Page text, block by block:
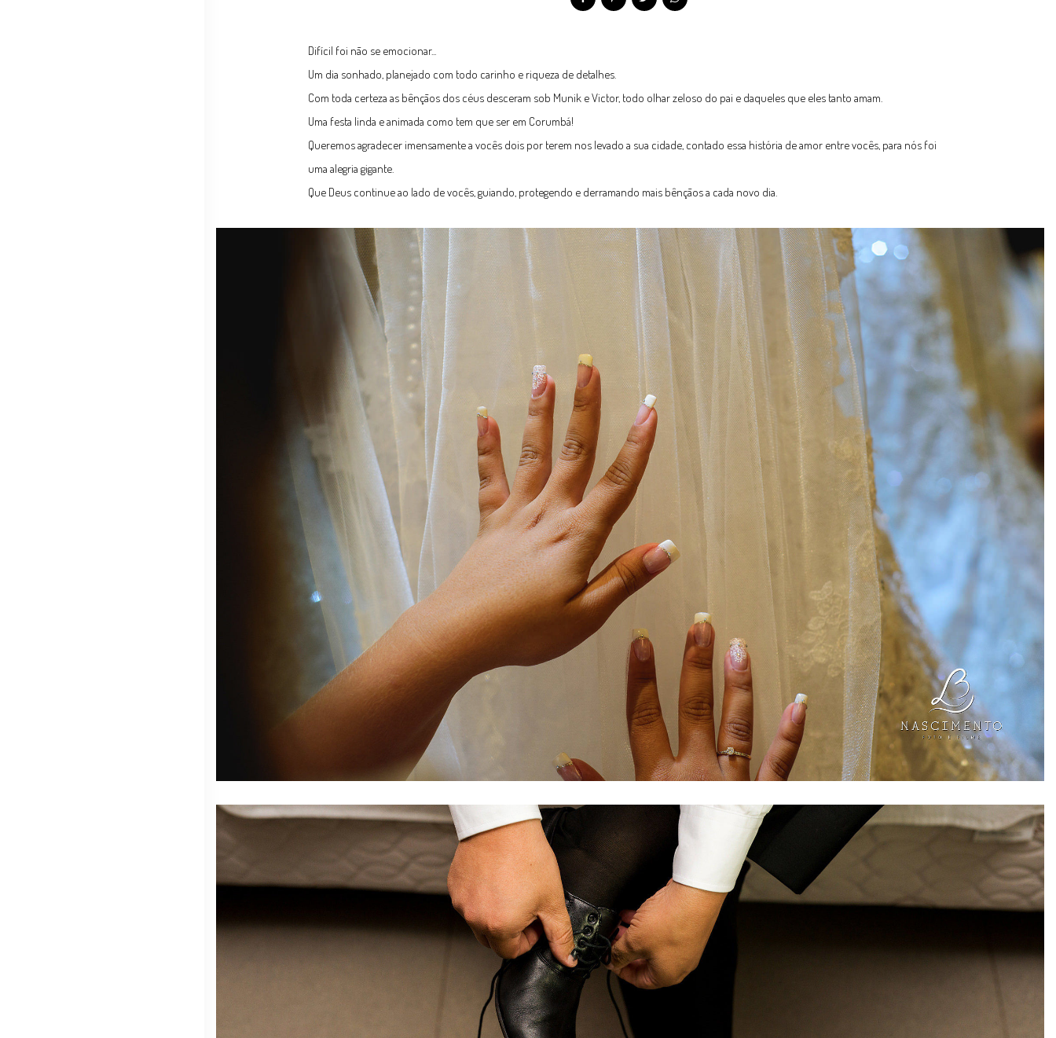
Difícil foi não se emocionar...
Um dia sonhado, planejado com todo carinho e riqueza de detalhes.
Com toda certeza as bênçãos dos céus desceram sob Munik e Victor, todo olhar zeloso do pai e daqueles que eles tanto amam.
Uma festa linda e animada como tem que ser em Corumbá!
Queremos agradecer imensamente a vocês dois por terem nos levado a sua cidade, contado essa história de amor entre vocês, para nós foi
uma alegria gigante.
Que Deus continue ao lado de vocês, guiando, protegendo e derramando mais bênçãos a cada novo dia.